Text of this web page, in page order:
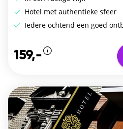
Hotel met authentieke sfeer
Iedere ochtend een goed
159,-